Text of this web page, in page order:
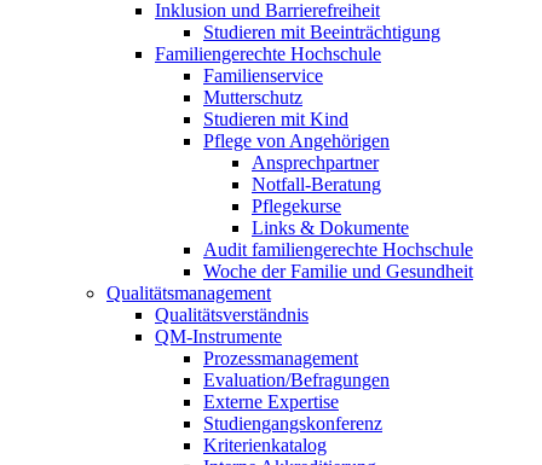
Inklusion und Barrierefreiheit
Studieren mit Beeinträchtigung
Familiengerechte Hochschule
Familienservice
Mutterschutz
Studieren mit Kind
Pflege von Angehörigen
Ansprechpartner
Notfall-Beratung
Pflegekurse
Links & Dokumente
Audit familiengerechte Hochschule
Woche der Familie und Gesundheit
Qualitätsmanagement
Qualitätsverständnis
QM-Instrumente
Prozessmanagement
Evaluation/Befragungen
Externe Expertise
Studiengangskonferenz
Kriterienkatalog